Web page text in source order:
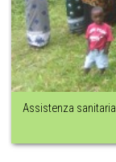
Assistenza sanitaria